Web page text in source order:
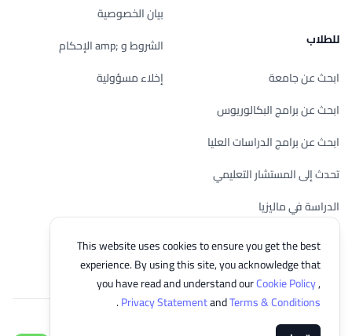
This website uses cookies to ensure you get the best
experience. By using this site, you acknowledge that
you have read and understand ourCookie Policy,
Privacy StatementandTerms & Conditions
.
للطلاب
ابحث عن جامعة
ابحث عن برامج البكالوريوس
ابحث عن برامج الدراسات العليا
تحدث إلى المستشار التعليمي
الدراسة في ماليزيا
تحقق من أهليتك
بيان الخصوصية
الشروط و ;amp الإحكام
إخلاء مسؤولية
© 2026 EasyUni Sdn Bhd, company registration number 200801016907